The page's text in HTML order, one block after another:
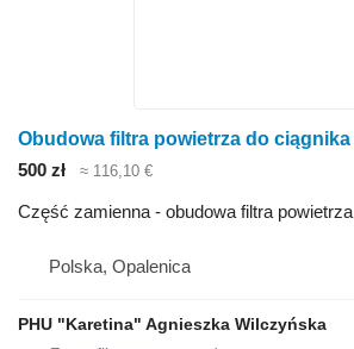
500 zł ≈ 116,10 €
Część zamienna - obudowa filtra powietrza
Polska, Opalenica
PHU "Karetina" Agnieszka Wilczyńska